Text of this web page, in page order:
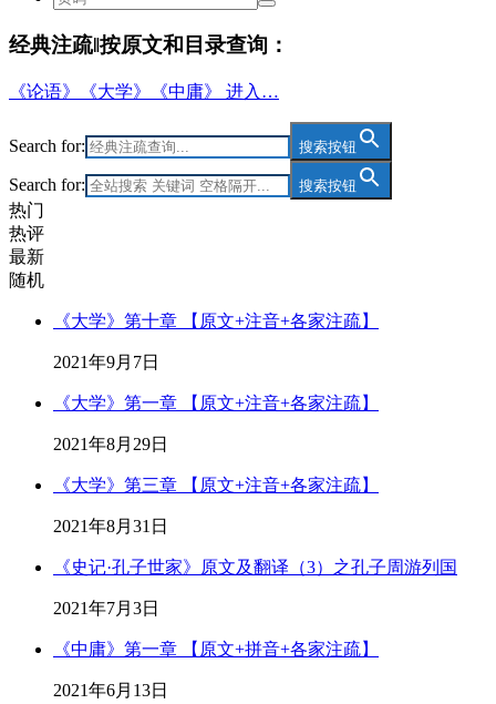
经典注疏‖按原文和目录查询：
《论语》《大学》《中庸》 进入…
Search for: 搜索按钮
Search for: 搜索按钮
热门
热评
最新
随机
《大学》第十章 【原文+注音+各家注疏】
2021年9月7日
《大学》第一章 【原文+注音+各家注疏】
2021年8月29日
《大学》第三章 【原文+注音+各家注疏】
2021年8月31日
《史记·孔子世家》原文及翻译（3）之孔子周游列国
2021年7月3日
《中庸》第一章 【原文+拼音+各家注疏】
2021年6月13日